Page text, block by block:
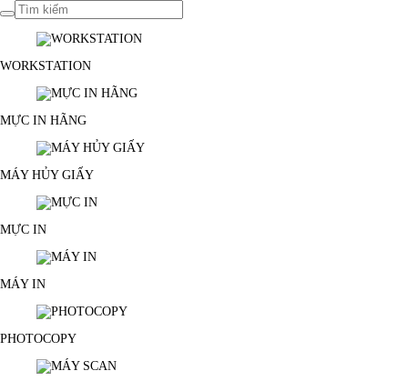
WORKSTATION
MỰC IN HÃNG
MÁY HỦY GIẤY
MỰC IN
MÁY IN
PHOTOCOPY